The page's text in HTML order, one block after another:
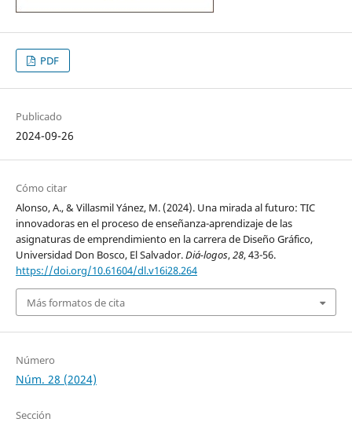
PDF
Publicado
2024-09-26
Cómo citar
Alonso, A., & Villasmil Yánez, M. (2024). Una mirada al futuro: TIC
innovadoras en el proceso de enseñanza-aprendizaje de las
asignaturas de emprendimiento en la carrera de Diseño Gráfico,
Universidad Don Bosco, El Salvador.Diá-logos,28, 43-56.
https://doi.org/10.61604/dl.v16i28.264
Más formatos de cita
Número
Núm. 28 (2024)
Sección